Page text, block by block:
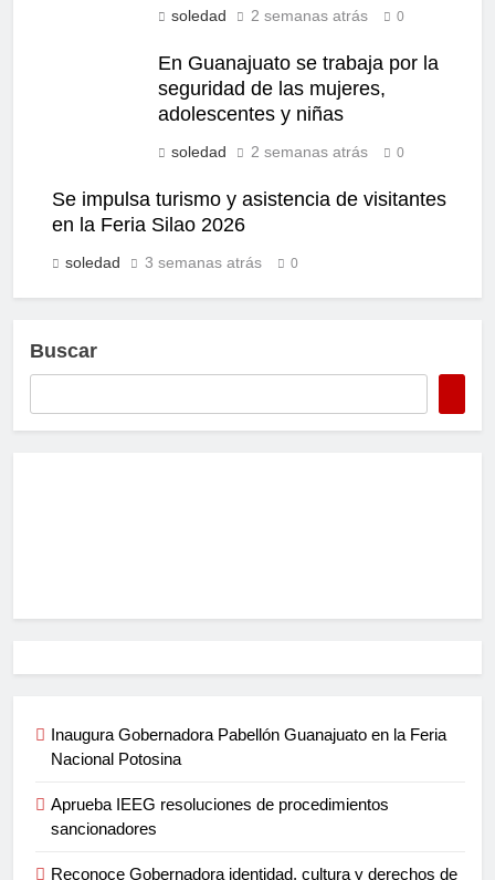
soledad 2 semanas atrás 0
En Guanajuato se trabaja por la
seguridad de las mujeres,
adolescentes y niñas
soledad 2 semanas atrás 0
Se impulsa turismo y asistencia de visitantes
en la Feria Silao 2026
soledad 3 semanas atrás 0
Buscar
Inaugura Gobernadora Pabellón Guanajuato en la Feria
Nacional Potosina
Aprueba IEEG resoluciones de procedimientos
sancionadores
Reconoce Gobernadora identidad, cultura y derechos de